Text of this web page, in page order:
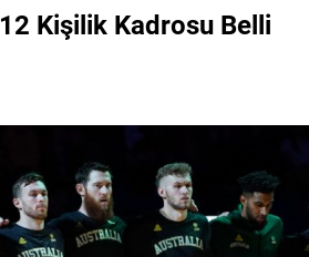
Kişilik Kadrosu Belli